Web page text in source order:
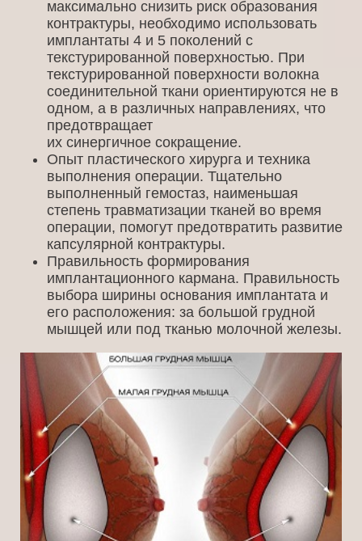
максимально снизить риск образования
контрактуры, необходимо использовать
имплантаты 4 и 5 поколений с
текстурированной поверхностью. При
текстурированной поверхности волокна
соединительной ткани ориентируются не в
одном, а в различных направлениях, что
предотвращает
их синергичное сокращение.
Опыт пластического хирурга и техника
выполнения операции. Тщательно
выполненный гемостаз, наименьшая
степень травматизации тканей во время
операции, помогут предотвратить развитие
капсулярной контрактуры.
Правильность формирования
имплантационного кармана. Правильность
выбора ширины основания имплантата и
его расположения: за большой грудной
мышцей или под тканью молочной железы.